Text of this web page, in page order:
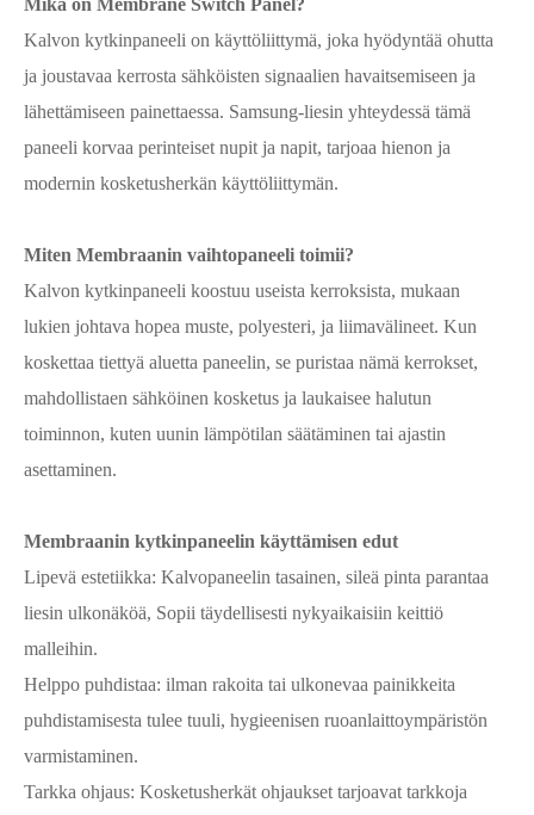
Kalvon kytkinpaneeli on käyttöliittymä, joka hyödyntää ohutta
ja joustavaa kerrosta sähköisten signaalien havaitsemiseen ja
lähettämiseen painettaessa. Samsung-liesin yhteydessä tämä
paneeli korvaa perinteiset nupit ja napit, tarjoaa hienon ja
modernin kosketusherkän käyttöliittymän.
Miten Membraanin vaihtopaneeli toimii?
Kalvon kytkinpaneeli koostuu useista kerroksista, mukaan
lukien johtava hopea muste, polyesteri, ja liimavälineet. Kun
koskettaa tiettyä aluetta paneelin, se puristaa nämä kerrokset,
mahdollistaen sähköinen kosketus ja laukaisee halutun
toiminnon, kuten uunin lämpötilan säätäminen tai ajastin
asettaminen.
Membraanin kytkinpaneelin käyttämisen edut
Lipevä estetiikka: Kalvopaneelin tasainen, sileä pinta parantaa
liesin ulkonäköä, Sopii täydellisesti nykyaikaisiin keittiö
malleihin.
Helppo puhdistaa: ilman rakoita tai ulkonevaa painikkeita
puhdistamisesta tulee tuuli, hygieenisen ruoanlaittoympäristön
varmistaminen.
Tarkka ohjaus: Kosketusherkät ohjaukset tarjoavat tarkkoja